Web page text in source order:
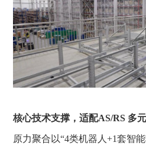
核心技术支撑，适配AS/RS 多
原力聚合以“4类机器人+1套智